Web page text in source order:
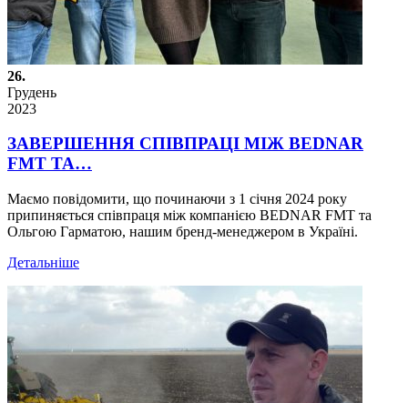
26.
Грудень
2023
ЗАВЕРШЕННЯ СПІВПРАЦІ МІЖ BEDNAR
FMT ТА…
Маємо повідомити, що починаючи з 1 січня 2024 року
припиняється співпраця між компанією BEDNAR FMT та
Ольгою Гарматою, нашим бренд-менеджером в Україні.
Детальніше